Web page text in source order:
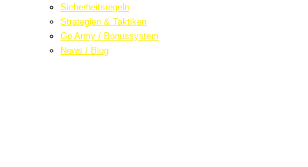
Sicherheitsregeln
Strategien & Taktiken
Go Army / Bonussystem
News / Blog